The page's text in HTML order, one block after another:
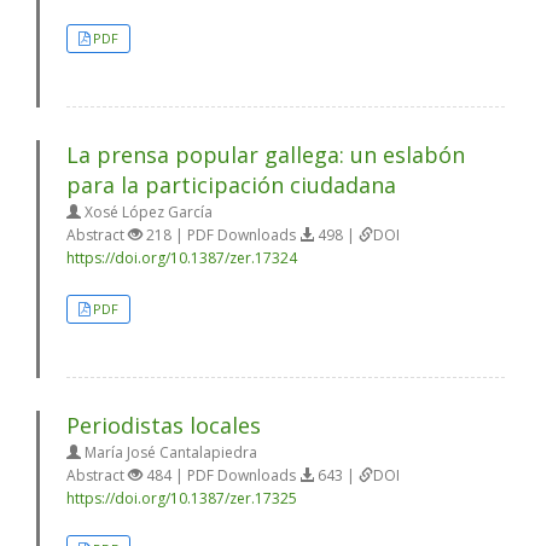
PDF
La prensa popular gallega: un eslabón
para la participación ciudadana
Xosé López García
Abstract
218 | PDF Downloads 498 |
DOI
https://doi.org/10.1387/zer.17324
PDF
Periodistas locales
María José Cantalapiedra
Abstract
484 | PDF Downloads 643 |
DOI
https://doi.org/10.1387/zer.17325